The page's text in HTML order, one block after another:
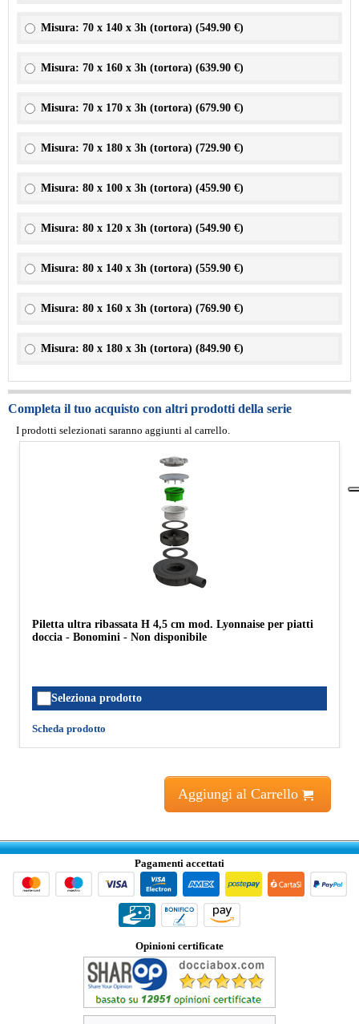
Misura: 70 x 140 x 3h (tortora) (549.90 €)
Misura: 70 x 160 x 3h (tortora) (639.90 €)
Misura: 70 x 170 x 3h (tortora) (679.90 €)
Misura: 70 x 180 x 3h (tortora) (729.90 €)
Misura: 80 x 100 x 3h (tortora) (459.90 €)
Misura: 80 x 120 x 3h (tortora) (549.90 €)
Misura: 80 x 140 x 3h (tortora) (559.90 €)
Misura: 80 x 160 x 3h (tortora) (769.90 €)
Misura: 80 x 180 x 3h (tortora) (849.90 €)
Completa il tuo acquisto con altri prodotti della serie
I prodotti selezionati saranno aggiunti al carrello.
Piletta ultra ribassata H 4,5 cm mod. Lyonnaise per piatti
doccia - Bonomini - Non disponibile
Seleziona prodotto
Scheda prodotto
Aggiungi al Carrello
Pagamenti accettati
Opinioni certificate